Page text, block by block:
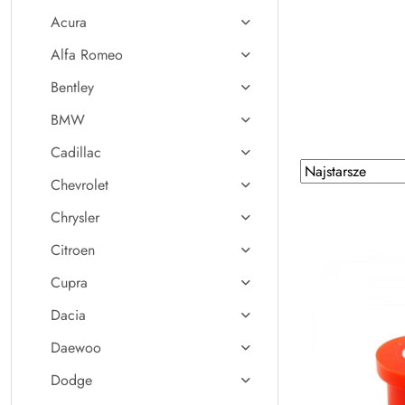
Acura
Alfa Romeo
Bentley
BMW
Cadillac
Chevrolet
Chrysler
Citroen
Cupra
Dacia
Daewoo
Dodge
Zastosowano
sortowanie:
Sortuj
według